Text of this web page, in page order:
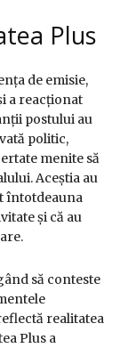
Plus
de emisie,
a reacționat
postului au
politic,
menite să
Aceștia au
întotdeauna
și că au
să conteste
realitatea
Plus a